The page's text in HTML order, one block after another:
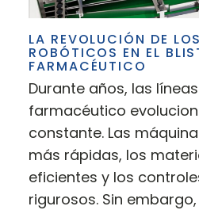
LA REVOLUCIÓN DE
ROBÓTICOS EN EL
FARMACÉUTICO
Durante años, las
farmacéutico
constante. Las
más rápidas, los
eficientes y los
rigurosos. Sin